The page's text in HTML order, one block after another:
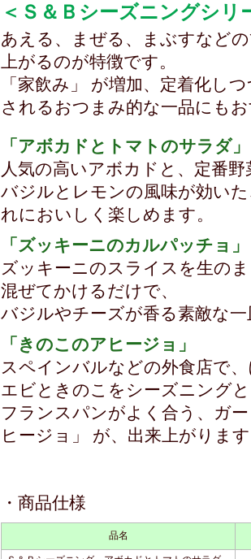
＜Ｓ＆Ｂシーズニングシリ
あえる、まぜる、まぶすなど
上がるのが特徴です。
「家飲み」 が増加、定着化し
されるおつまみ的な一品にも
「アボカドとトマトのサラダ」
人気の高いアボカドと、定番
バジルとレモンの風味が効い
れにおいしく楽しめます。
「ズッキーニのカルパッチョ」
ズッキーニのスライスを生の
混ぜてかけるだけで、
バジルやチーズが香る素敵な
「きのこのアヒージョ」
スペインバルなどの外食店で
エビときのこをシーズニング
フランスパンがよく合う、ガ
ヒージョ」 が、出来上がりま
・商品仕様
品名